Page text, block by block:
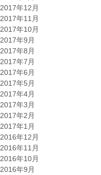
2017年12月
2017年11月
2017年10月
2017年9月
2017年8月
2017年7月
2017年6月
2017年5月
2017年4月
2017年3月
2017年2月
2017年1月
2016年12月
2016年11月
2016年10月
2016年9月